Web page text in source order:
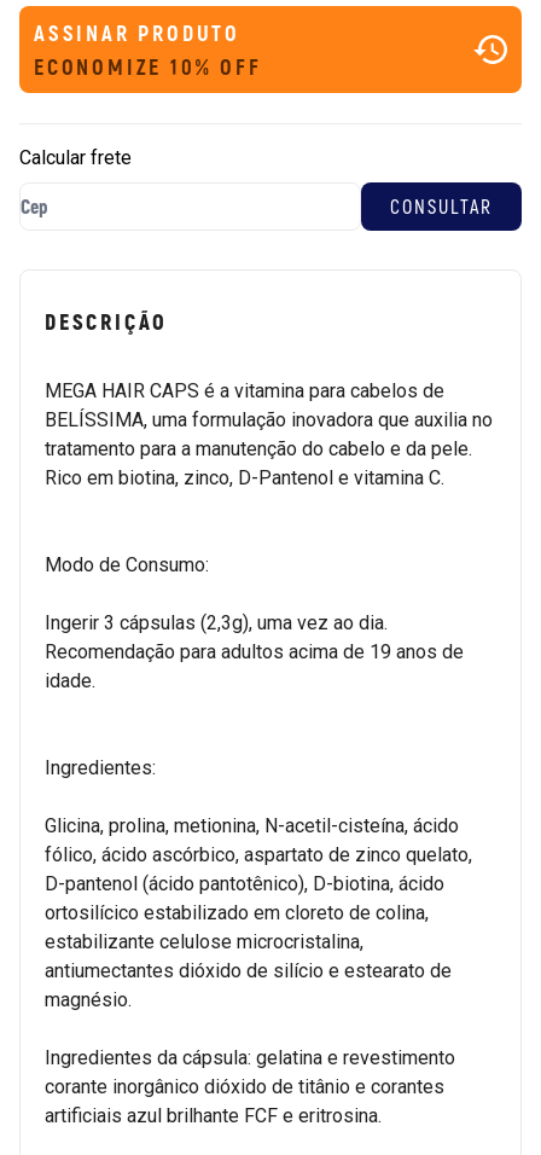
ASSINAR PRODUTO
ECONOMIZE 10% OFF
Calcular frete
DESCRIÇÃO
MEGA HAIR CAPS é a vitamina para cabelos de
BELÍSSIMA, uma formulação inovadora que auxilia no
tratamento para a manutenção do cabelo e da pele.
Rico em biotina, zinco, D-Pantenol e vitamina C.
Modo de Consumo:
Ingerir 3 cápsulas (2,3g), uma vez ao dia.
Recomendação para adultos acima de 19 anos de
idade.
Ingredientes:
Glicina, prolina, metionina, N-acetil-cisteína, ácido
fólico, ácido ascórbico, aspartato de zinco quelato,
D-pantenol (ácido pantotênico), D-biotina, ácido
ortosilícico estabilizado em cloreto de colina,
estabilizante celulose microcristalina,
antiumectantes dióxido de silício e estearato de
magnésio.
Ingredientes da cápsula: gelatina e revestimento
corante inorgânico dióxido de titânio e corantes
artificiais azul brilhante FCF e eritrosina.